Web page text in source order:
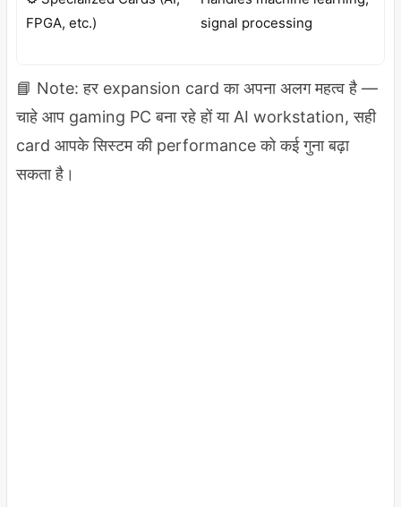
FPGA, etc.)
signal processing
📘 Note: हर expansion card का अपना अलग महत्व है —
चाहे आप gaming PC बना रहे हों या AI workstation, सही
card आपके सिस्टम की performance को कई गुना बढ़ा
सकता है।